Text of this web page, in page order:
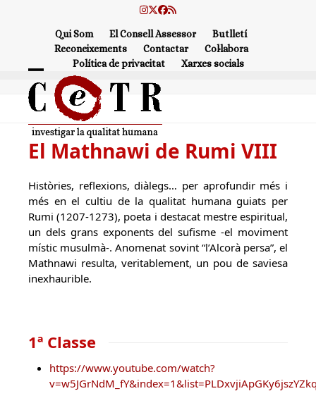
Instagram
Twitter
Facebook
RSS
Qui Som El Consell Assessor
Butlletí
Reconeixements
Contactar
Col·labora
Política de privacitat
Xarxes socials
Open
mobile
menu
Close
mobile
menu
El Mathnawi de Rumi VIII
Històries, reflexions, diàlegs… per aprofundir més i
més en el cultiu de la qualitat humana guiats per
Rumi (1207-1273), poeta i destacat mestre espiritual,
un dels grans exponents del sufisme -el moviment
místic musulmà-. Anomenat sovint “l’Alcorà persa”, el
Mathnawi resulta, veritablement, un pou de saviesa
inexhaurible.
1ª Classe
https://www.youtube.com/watch?